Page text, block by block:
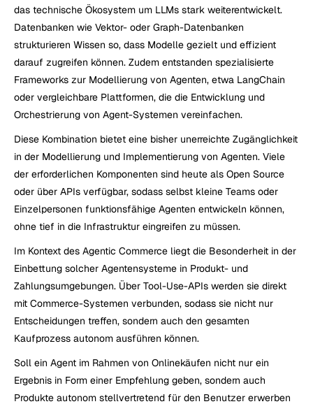
das technische Ökosystem um LLMs stark weiterentwickelt.
Datenbanken wie Vektor- oder Graph-Datenbanken
strukturieren Wissen so, dass Modelle gezielt und effizient
darauf zugreifen können. Zudem entstanden spezialisierte
Frameworks zur Modellierung von Agenten, etwa LangChain
oder vergleichbare Plattformen, die die Entwicklung und
Orchestrierung von Agent-Systemen vereinfachen.
Diese Kombination bietet eine bisher unerreichte Zugänglichkeit
in der Modellierung und Implementierung von Agenten. Viele
der erforderlichen Komponenten sind heute als Open Source
oder über APIs verfügbar, sodass selbst kleine Teams oder
Einzelpersonen funktionsfähige Agenten entwickeln können,
ohne tief in die Infrastruktur eingreifen zu müssen.
Im Kontext des Agentic Commerce liegt die Besonderheit in der
Einbettung solcher Agentensysteme in Produkt- und
Zahlungsumgebungen. Über Tool-Use-APIs werden sie direkt
mit Commerce-Systemen verbunden, sodass sie nicht nur
Entscheidungen treffen, sondern auch den gesamten
Kaufprozess autonom ausführen können.
Soll ein Agent im Rahmen von Onlinekäufen nicht nur ein
Ergebnis in Form einer Empfehlung geben, sondern auch
Produkte autonom stellvertretend für den Benutzer erwerben